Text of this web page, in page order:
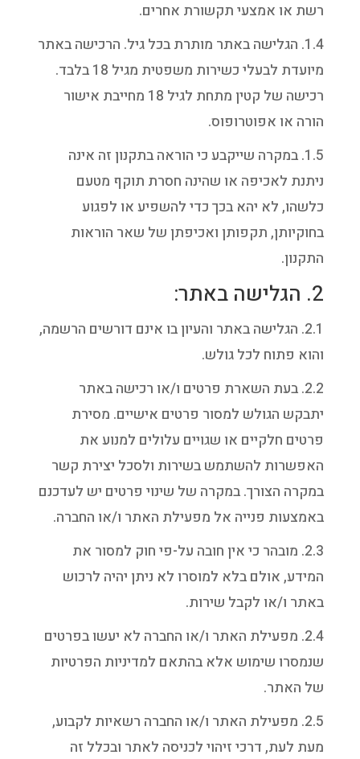
רשת או אמצעי תקשורת אחרים.
1.4. הגלישה באתר מותרת בכל גיל. הרכישה באתר
מיועדת לבעלי כשירות משפטית מגיל 18 בלבד.
רכישה של קטין מתחת לגיל 18 מחייבת אישור
הורה או אפוטרופוס.
1.5. במקרה שייקבע כי הוראה בתקנון זה אינה
ניתנת לאכיפה או שהינה חסרת תוקף מטעם
כלשהו, לא יהא בכך כדי להשפיע או לפגוע
בחוקיותן, תקפותן ואכיפתן של שאר הוראות
התקנון.
2. הגלישה באתר:
2.1. הגלישה באתר והעיון בו אינם דורשים הרשמה,
והוא פתוח לכל גולש.
2.2. בעת השארת פרטים ו/או רכישה באתר
יתבקש הגולש למסור פרטים אישיים. מסירת
פרטים חלקיים או שגויים עלולים למנוע את
האפשרות להשתמש בשירות ולסכל יצירת קשר
במקרה הצורך. במקרה של שינוי פרטים יש לעדכנם
באמצעות פנייה אל מפעילת האתר ו/או החברה.
2.3. מובהר כי אין חובה על-פי חוק למסור את
המידע, אולם בלא למוסרו לא ניתן יהיה לרכוש
באתר ו/או לקבל שירות.
2.4. מפעילת האתר ו/או החברה לא יעשו בפרטים
שנמסרו שימוש אלא בהתאם למדיניות הפרטיות
של האתר.
2.5. מפעילת האתר ו/או החברה רשאיות לקבוע,
מעת לעת, דרכי זיהוי לכניסה לאתר ובכלל זה